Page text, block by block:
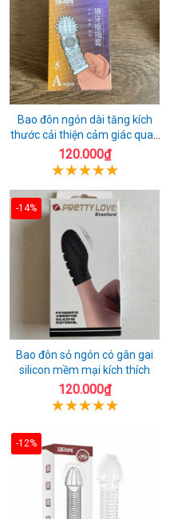
Bao đôn ngón dài tăng kích
thước cải thiện cảm giác quan
hệ
120.000₫
-14%
Bao đôn sỏ ngón có gân gai
silicon mềm mại kích thích
120.000₫
-12%